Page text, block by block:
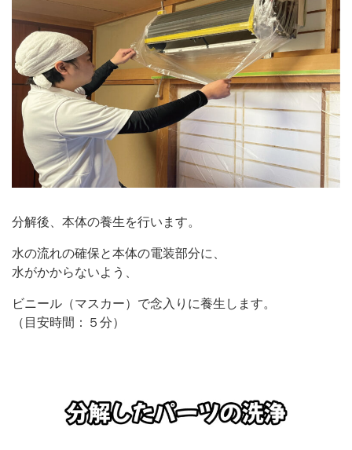
分解後、本体の養生を行います。
水の流れの確保と本体の電装部分に、
水がかからないよう、
ビニール（マスカー）で念入りに養生します。
（目安時間：５分）